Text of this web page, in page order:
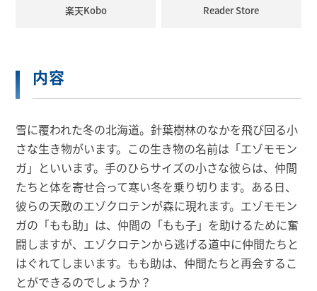
楽天Kobo Reader Store
内容
雪に覆われた冬の北海道。針葉樹林のなかを飛び回る小
さな生き物がいます。この生き物の名前は「エゾモモン
ガ」といいます。手のひらサイズの小さな彼らは、仲間
たちと体を寄せ合って寒い冬を乗り切ります。ある日、
彼らの天敵のエゾクロテンが森に現れます。エゾモモン
ガの「もも助」は、仲間の「もも子」を助けるために奮
闘しますが、エゾクロテンから逃げる道中に仲間たちと
はぐれてしまいます。もも助は、仲間たちと再会するこ
とができるのでしょうか？